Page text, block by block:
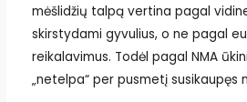
mėšlidžių talpą vertina pagal
skirstydami gyvulius, o ne pagal
reikalavimus. Todėl pagal NMA
„netelpa“ per pusmetį susikaupęs